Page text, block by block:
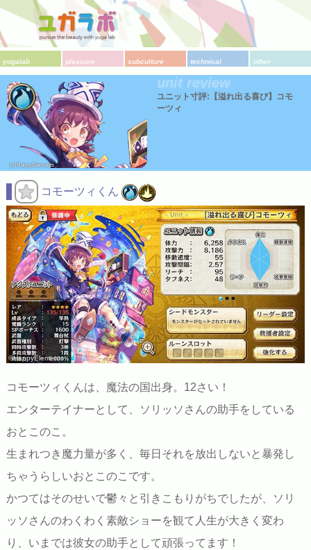
yugalab pleasure subculture technical other
(c)HappyElements
unit review
ユニット寸評:【溢れ出る喜び】コモ
ーツィ
コモーツィくん
©HappyElements
コモーツィくんは、魔法の国出身。12さい！
エンターテイナーとして、ソリッソさんの助手をしている
おとこのこ。
生まれつき魔力量が多く、毎日それを放出しないと暴発し
ちゃうらしいおとこのこです。
かつてはそのせいで鬱々と引きこもりがちでしたが、ソリ
ッソさんのわくわく素敵ショーを観て人生が大きく変わ
り、いまでは彼女の助手として頑張ってます！